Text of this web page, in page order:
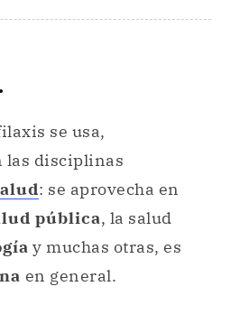
se usa,
las disciplinas
: se aprovecha en
pública, la salud
y muchas otras, es
en general.